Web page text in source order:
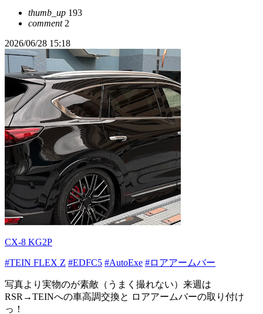
thumb_up 193
comment2
2026/06/28 15:18
CX-8 KG2P
#TEIN FLEX Z #EDFC5 #AutoExe #ロアアームバー
写真より実物のが素敵（うまく撮れない）来週は
RSR→TEINへの車高調交換と ロアアームバーの取り付け
っ！